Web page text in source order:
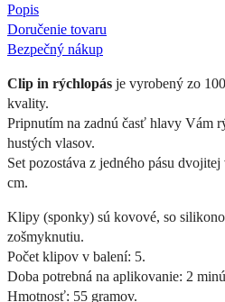
Popis
Doručenie tovaru
Bezpečný nákup
Clip in rýchlopás je vyrobený zo
kvality.
Pripnutím na zadnú časť hlavy Vám
hustých vlasov.
Set pozostáva z jedného pásu
cm.
Klipy (sponky) sú kovové, so
zošmyknutiu.
Počet klipov v balení: 5.
Doba potrebná na aplikovanie: 2
Hmotnosť: 55 gramov.